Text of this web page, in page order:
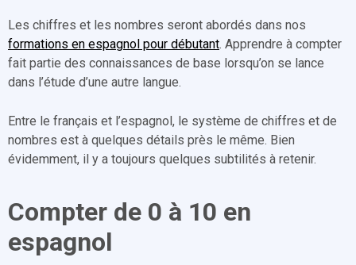
Les chiffres et les nombres seront abordés dans nos
formations en espagnol pour débutant. Apprendre à compter
fait partie des connaissances de base lorsqu’on se lance
dans l’étude d’une autre langue.
Entre le français et l’espagnol, le système de chiffres et de
nombres est à quelques détails près le même. Bien
évidemment, il y a toujours quelques subtilités à retenir.
Compter de 0 à 10 en
espagnol